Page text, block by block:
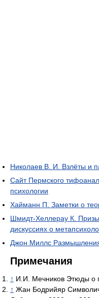
Николаев В. И. Взлёты и
Сайт Пермского
психологии
Хайманн П. Заметки о
Шмидт-Хеллерау К.
дискуссиях о
Джон Миллс
Примечания
↑ И.И. Мечников Этюды о
↑ Жан Бодрийяр